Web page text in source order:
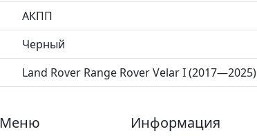
АКПП
Черный
Land Rover Range Rover Velar I (2017—2025)
Меню Информация